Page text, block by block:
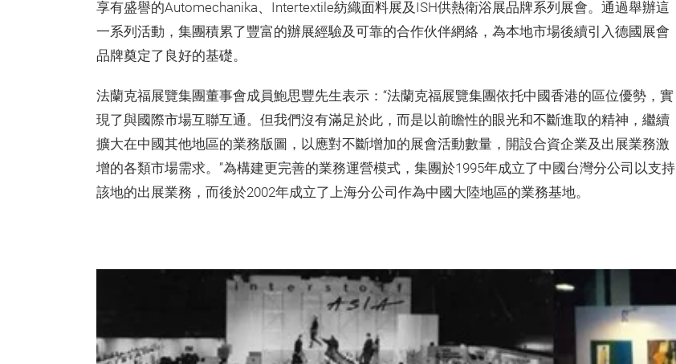
享有盛譽的Automechanika、Intertextile紡織面料展­­­­­­及ISH供熱衛浴展品牌系列展會。通過舉辦這
一系列活動，集團積累了豐富的辦展經驗及可靠的合作伙伴網絡，為本地市場後續引入德國展會
品牌奠定了良好的基礎。
法蘭克福展覽集團董事會成員鮑思豐先生表示：“法蘭克福展覽集團依托中國香港的區位優勢，實
現了與國際市場互聯互通。但我們沒有滿足於此，而是以前瞻性的眼光和不斷進取的精神，繼續
擴大在中國其他地區的業務版圖，以應對不斷增加的展會活動數量，開設合資企業及出展業務激
增的各類市場需求。”為構建更完善的業務運營模式，集團於1995年成立了中國台灣分公司以支持
該地的出展業務，而後於2002年成立了上海分公司作為中國大陸地區的業務基地。